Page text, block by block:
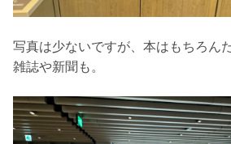
写真は少ないですが、本はもちろん
雑誌や新聞も。